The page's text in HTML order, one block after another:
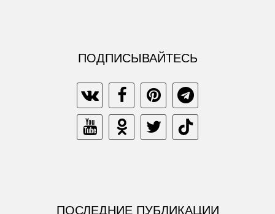
ПОДПИСЫВАЙТЕСЬ
ПОСЛЕДНИЕ ПУБЛИКАЦИИ